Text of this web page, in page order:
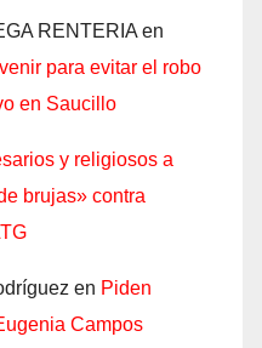
RENTERIA en
para evitar el robo
en Saucillo
y religiosos a
brujas» contra
en Piden
Campos